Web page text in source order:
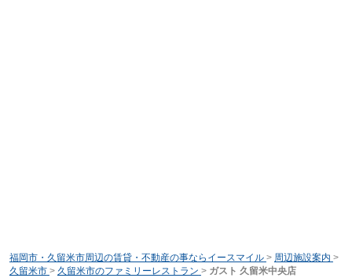
福岡市・久留米市周辺の賃貸・不動産の事ならイースマイル > 周辺施設案内 >
久留米市 > 久留米市のファミリーレストラン > ガスト 久留米中央店